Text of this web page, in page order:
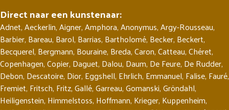
Direct naar een kunstenaar:
Adnet,Aeckerlin,Aigner,Amphora,Anonymus,Argy-Rousseau,
Barbier, Bareau, Barol, Barrias, Bartholomé, Becker, Beckert,
Becquerel, Bergmann, Bouraine, Breda,Caron,Catteau,Chéret,
Copenhagen,Copier, Daguet, Dalou, Daum, De Feure, De Rudder,
Debon, Descatoire, Dior, Eggshell, Ehrlich, Emmanuel, Falise, Fauré,
Fremiet, Fritsch, Fritz,Gallé,Garreau,Gomanski,Gröndahl,
Heiligenstein, Himmelstoss, Hoffmann, Krieger, Kuppenheim,